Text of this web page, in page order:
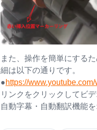
また、操作を簡単にする
細は以下の通りです。
●https://
リンクをクリックしてビ
自動字幕・自動翻訳機能